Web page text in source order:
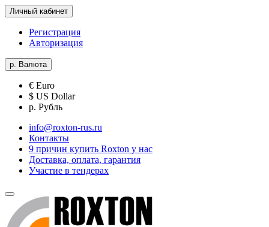
Личный кабинет
Регистрация
Авторизация
р. Валюта
€ Euro
$ US Dollar
р. Рубль
info@roxton-rus.ru
Контакты
9 причин купить Roxton у нас
Доставка, оплата, гарантия
Участие в тендерах